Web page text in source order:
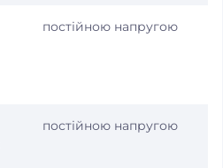
постійною напругою
постійною напругою